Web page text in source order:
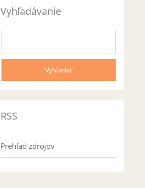
Vyhľadávanie
RSS
Prehľad zdrojov